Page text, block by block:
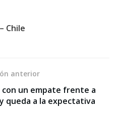
Chile
anterior
con un empate frente a
queda a la expectativa